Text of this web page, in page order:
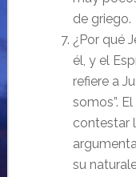
de griego.
¿Por qué
él, y el
refiere a
somos”.
contestar
su